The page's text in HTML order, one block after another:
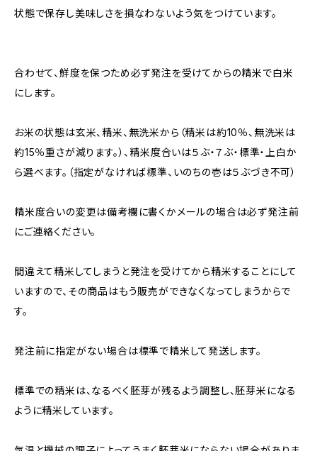
状態で保存し美味しさを損なわないよう気をつけています。
合わせて、鮮度を保つため必ず発注を受けてからの精米で白米
にします。
お米の状態は玄米、精米、無洗米から（精米は約10％、無洗米は
約15％重さが減ります。）、精米度合いは５ぶ・７ぶ・標準・上白か
ら選べます。（指定がなければ標準、いのちの壱は５ぶづき不可）
精米度合いの変更は備考欄に書くかメールの場合は必ず発注前
にご連絡ください。
間違えて精米してしまうと発注を受けてから精米することにして
いますので、その商品はもう販売ができなくなってしまうからで
す。
発注前に指定がない場合は標準で精米して発送します。
標準での精米は、なるべく胚芽が残るよう調整し、胚芽米になる
ように精米しています。